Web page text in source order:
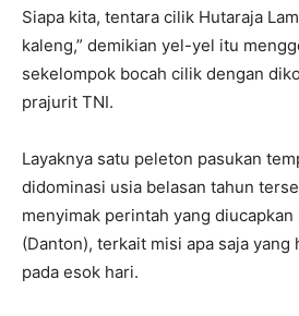
Siapa kita, tentara cilik Hutaraja
kaleng,” demikian yel-yel itu
sekelompok bocah cilik dengan
prajurit TNI.
Layaknya satu peleton pasukan
didominasi usia belasan tahun
menyimak perintah yang diucapkan
(Danton), terkait misi apa saja yang
pada esok hari.